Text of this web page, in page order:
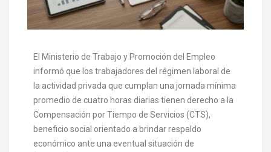
El Ministerio de Trabajo y Promoción del Empleo
informó que los trabajadores del régimen laboral de
la actividad privada que cumplan una jornada mínima
promedio de cuatro horas diarias tienen derecho a la
Compensación por Tiempo de Servicios (CTS),
beneficio social orientado a brindar respaldo
económico ante una eventual situación de